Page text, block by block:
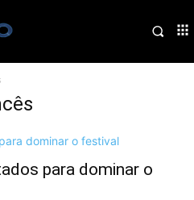
para dominar o